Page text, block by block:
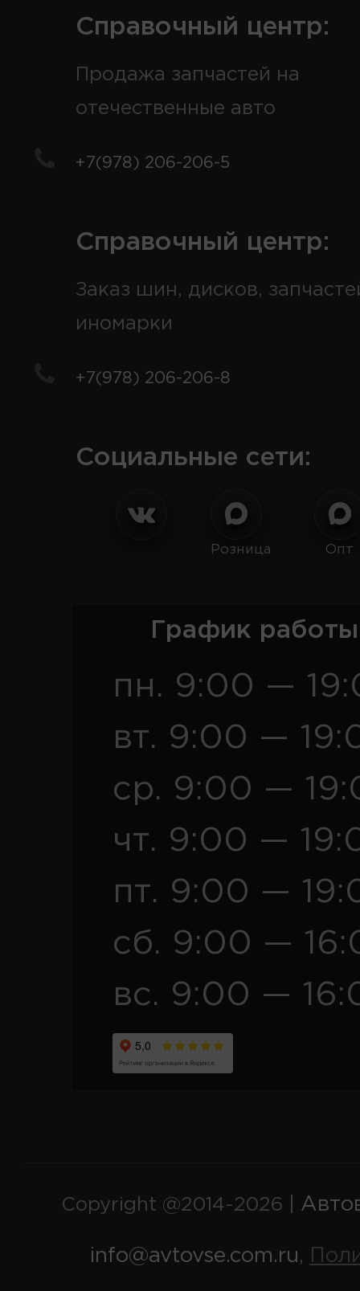
Справочный центр:
Продажа запчастей на
отечественные авто
+7(978) 206-206-5
Справочный центр:
Заказ шин, дисков,
иномарки
+7(978) 206-206-8
Социальные сети:
Розница Опт
График
пн. 9:00 —
вт. 9:00 —
ср. 9:00 —
чт. 9:00 —
пт. 9:00 —
сб. 9:00 —
вс. 9:00 —
Copyright @2014-2026 |
info@avtovse.com.ru,